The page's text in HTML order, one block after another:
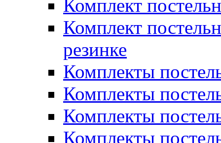
Комплект
Комплект
резинке
Комплекты
Комплекты
Комплекты
Комплекты